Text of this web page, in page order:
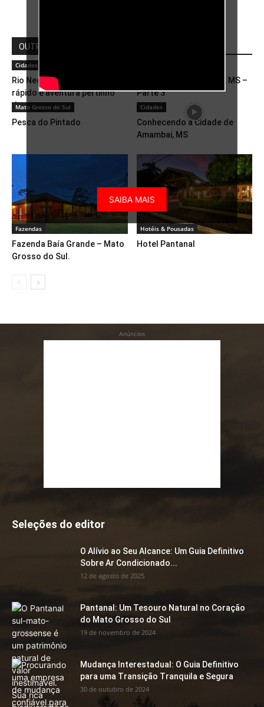
OUTROS
Cidades
Rio Negro é opção de turismo
rápido e aventura pertinho
de...
Travessia do Pantanal, MS –
Parte 3
Mato Grosso do Sul
Pesca do Pintado
Cidades
Conhecendo a Cidade de
Amambai, MS
Fazendas
Fazenda Baía Grande – Mato
Grosso do Sul.
Hotéis & Pousadas
Hotel Pantanal
Anúncios
Seleções do editor
O Alívio ao Seu Alcance: Um Guia Definitivo
Sobre Ar Condicionado...
12 de agosto de 2025
Pantanal: Um Tesouro Natural no Coração
do Mato Grosso do Sul
19 de novembro de 2024
Mudança Interestadual: O Guia Definitivo
para uma Transição Tranquila e Segura
30 de outubro de 2024
SAIBA MAIS